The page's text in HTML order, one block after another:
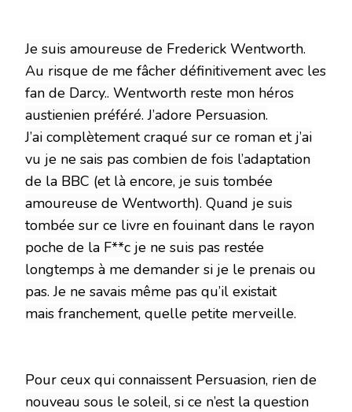
Je suis amoureuse de Frederick Wentworth.
Au risque de me fâcher définitivement avec les
fan de Darcy.. Wentworth reste mon héros
austienien préféré. J’adore Persuasion.
J’ai complètementcraqué sur ce roman et j’ai
vu je ne sais pas combien de fois l’adaptation
de la BBC (et là encore, je suis tombée
amoureuse de Wentworth). Quand je suis
tombée sur ce livre en fouinant dans le rayon
poche de la F**c je ne suis pas restée
longtemps à me demander si je le prenais ou
pas. Je ne savais même pas qu’il existait
mais franchement, quelle petite merveille.
Pour ceux qui connaissent Persuasion, rien de
nouveau sous le soleil, si ce n’est la question